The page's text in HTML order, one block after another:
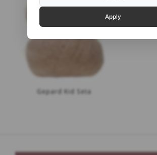
Gepard Kid Seta
Apply